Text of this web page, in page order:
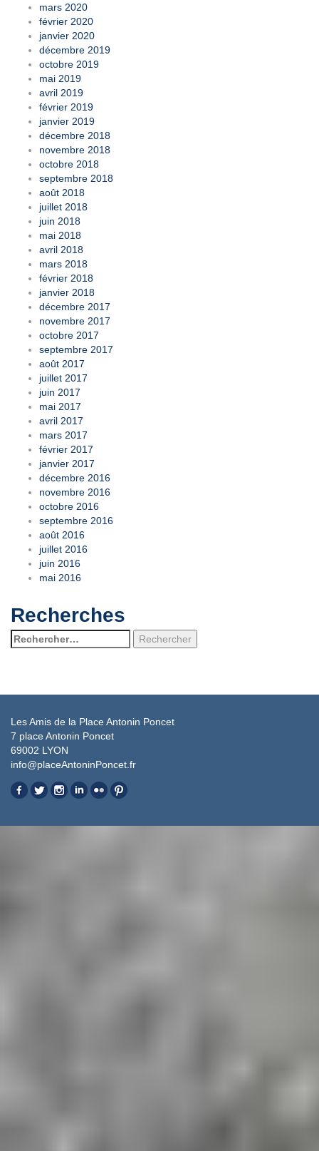
mars 2020
février 2020
janvier 2020
décembre 2019
octobre 2019
mai 2019
avril 2019
février 2019
janvier 2019
décembre 2018
novembre 2018
octobre 2018
septembre 2018
août 2018
juillet 2018
juin 2018
mai 2018
avril 2018
mars 2018
février 2018
janvier 2018
décembre 2017
novembre 2017
octobre 2017
septembre 2017
août 2017
juillet 2017
juin 2017
mai 2017
avril 2017
mars 2017
février 2017
janvier 2017
décembre 2016
novembre 2016
octobre 2016
septembre 2016
août 2016
juillet 2016
juin 2016
mai 2016
Recherches
Rechercher :
Les Amis de la Place Antonin Poncet
7 place Antonin Poncet
69002 LYON
info@placeAntoninPoncet.fr